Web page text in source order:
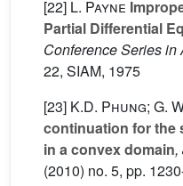
[22] L. Payne
Partial Differential
Conference Series
22, SIAM, 1975
[23] K.D. Phung; G.
continuation for the
in a convex domain,
(2010) no. 5, pp.